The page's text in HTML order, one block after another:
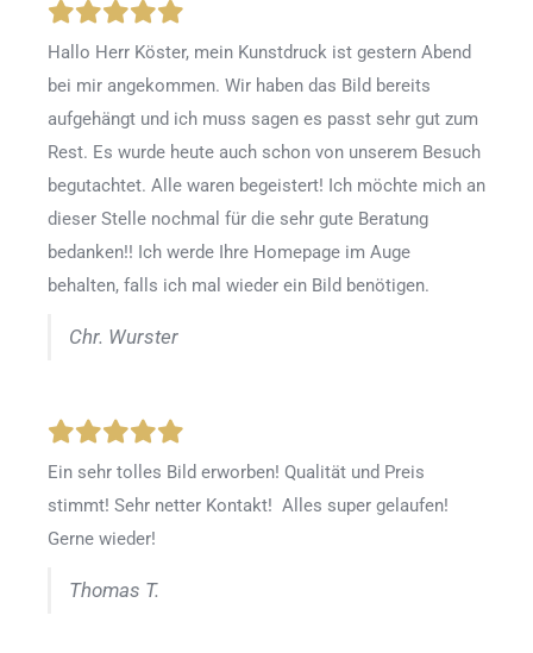
Hallo Herr Köster, mein Kunstdruck ist gestern Abend
bei mir angekommen. Wir haben das Bild bereits
aufgehängt und ich muss sagen es passt sehr gut zum
Rest. Es wurde heute auch schon von unserem Besuch
begutachtet. Alle waren begeistert! Ich möchte mich an
dieser Stelle nochmal für die sehr gute Beratung
bedanken!! Ich werde Ihre Homepage im Auge
behalten, falls ich mal wieder ein Bild benötigen.
Chr. Wurster
Ein sehr tolles Bild erworben! Qualität und Preis
stimmt! Sehr netter Kontakt! Alles super gelaufen!
Gerne wieder!
Thomas T.